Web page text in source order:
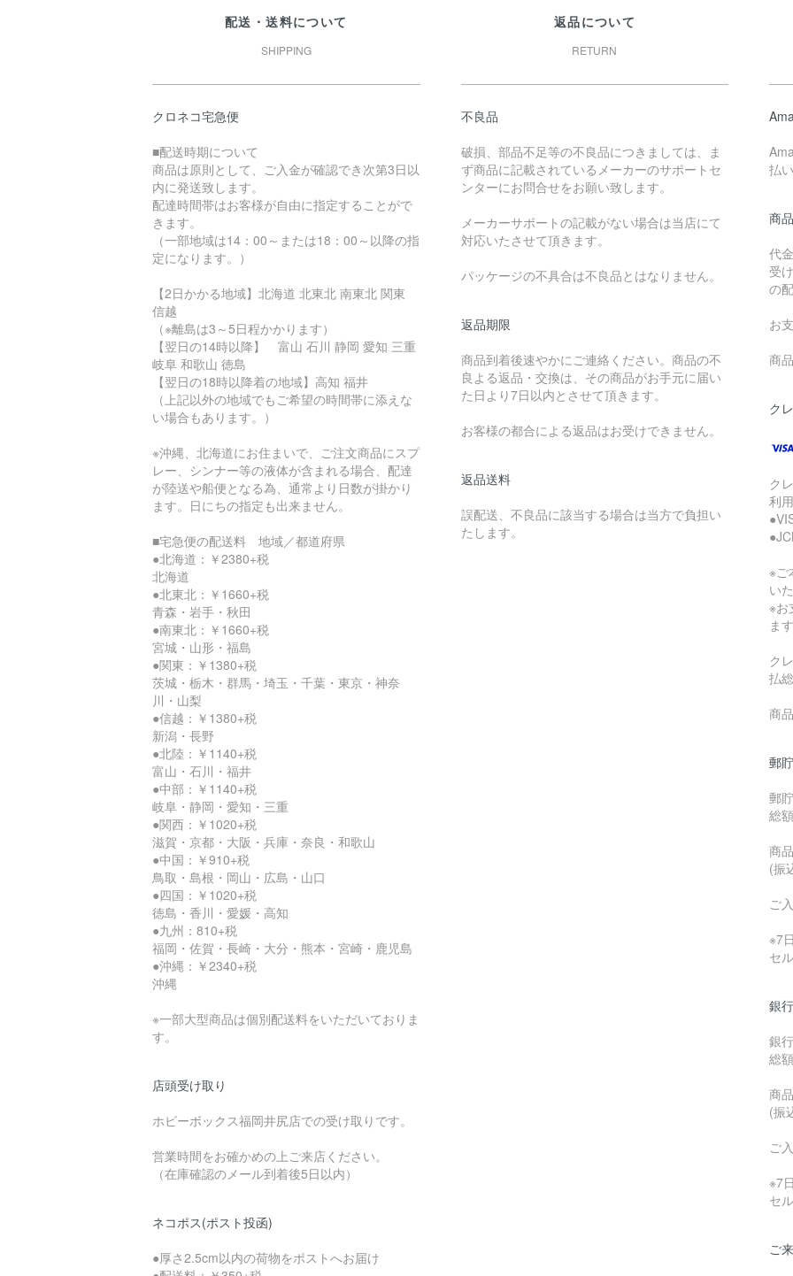
配送・送料について
SHIPPING
クロネコ宅急便
■配送時期について
商品は原則として、ご入金が確認でき次第3日以
内に発送致します。
配達時間帯はお客様が自由に指定することがで
きます。
（一部地域は14：00～または18：00～以降の指
定になります。）
【2日かかる地域】北海道 北東北 南東北 関東
信越
（※離島は3～5日程かかります）
【翌日の14時以降】 富山 石川 静岡 愛知 三重
岐阜 和歌山 徳島
【翌日の18時以降着の地域】高知 福井
（上記以外の地域でもご希望の時間帯に添えな
い場合もあります。）
※沖縄、北海道にお住まいで、ご注文商品にスプ
レー、シンナー等の液体が含まれる場合、配達
が陸送や船便となる為、通常より日数が掛かり
ます。日にちの指定も出来ません。
■宅急便の配送料 地域／都道府県
●北海道：￥2380+税
北海道
●北東北：￥1660+税
青森・岩手・秋田
●南東北：￥1660+税
宮城・山形・福島
●関東：￥1380+税
茨城・栃木・群馬・埼玉・千葉・東京・神奈
川・山梨
●信越：￥1380+税
新潟・長野
●北陸：￥1140+税
富山・石川・福井
●中部：￥1140+税
岐阜・静岡・愛知・三重
●関西：￥1020+税
滋賀・京都・大阪・兵庫・奈良・和歌山
●中国：￥910+税
鳥取・島根・岡山・広島・山口
●四国：￥1020+税
徳島・香川・愛媛・高知
●九州：810+税
福岡・佐賀・長崎・大分・熊本・宮崎・鹿児島
●沖縄：￥2340+税
沖縄
※一部大型商品は個別配送料をいただいておりま
す。
店頭受け取り
ホビーボックス福岡井尻店での受け取りです。
営業時間をお確かめの上ご来店ください。
（在庫確認のメール到着後5日以内）
ネコポス(ポスト投函)
●厚さ2.5cm以内の荷物をポストへお届け
返品について
RETURN
不良品
破損、部品不足等の不良品につきましては、ま
ず商品に記載されているメーカーのサポートセ
ンターにお問合せをお願い致します。
メーカーサポートの記載がない場合は当店にて
対応いたさせて頂きます。
パッケージの不具合は不良品とはなりません。
返品期限
商品到着後速やかにご連絡ください。商品の不
良よる返品・交換は、その商品がお手元に届い
た日より7日以内とさせて頂きます。
お客様の都合による返品はお受けできません。
返品送料
誤配送、不良品に該当する場合は当方で負担い
たします。
払
商
代
受
の
お
商
ク
ク
利
※ご
い
※お
ます
ク
払
商
郵
郵
総
商
(振
ご
※7
セ
銀
銀
総
商
(振
ご
※7
セ
ご